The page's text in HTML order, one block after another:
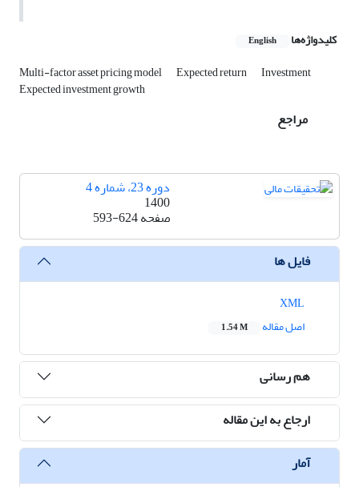
کلیدواژه‌ها English
Multi-factor asset pricing model Expected return Investment
Expected investment growth
مراجع
دوره 23، شماره 4
1400
صفحه593-624
فایل ها
اصل مقاله
1.54 M
هم رسانی
ارجاع به این مقاله
آمار